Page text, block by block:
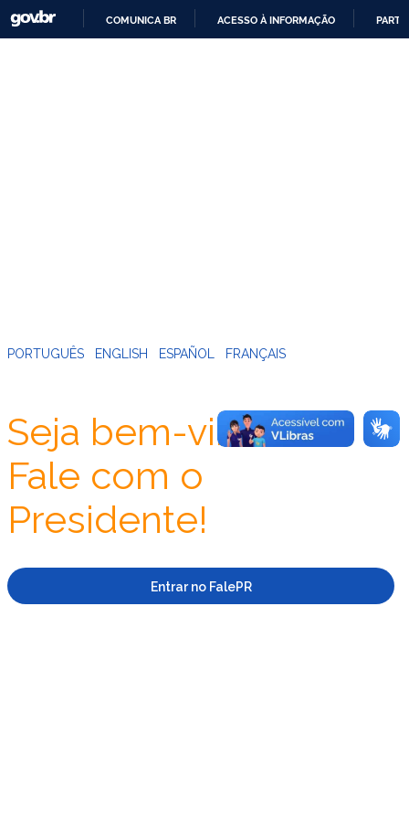
COMUNICA BR ACESSO À INFORMAÇÃO
PORTUGUÊS ENGLISH ESPAÑOL FRANÇAIS
Seja bem-vindo ao
Fale com o
Presidente!
Entrar no FalePR